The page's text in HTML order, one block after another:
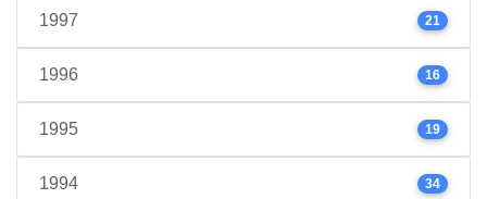
1997 21
1996 16
1995 19
1994 34